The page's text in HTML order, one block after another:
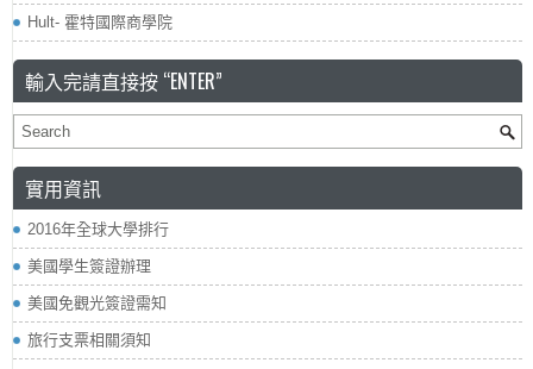
Hult- 霍特國際商學院
輸入完請直接按 “ENTER”
實用資訊
2016年全球大學排行
美國學生簽證辦理
美國免觀光簽證需知
旅行支票相關須知